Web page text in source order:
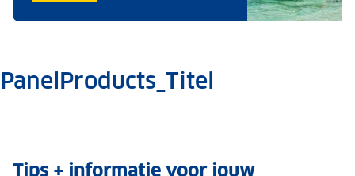
.PanelProducts_Titel
Tips + informatie voor jouw